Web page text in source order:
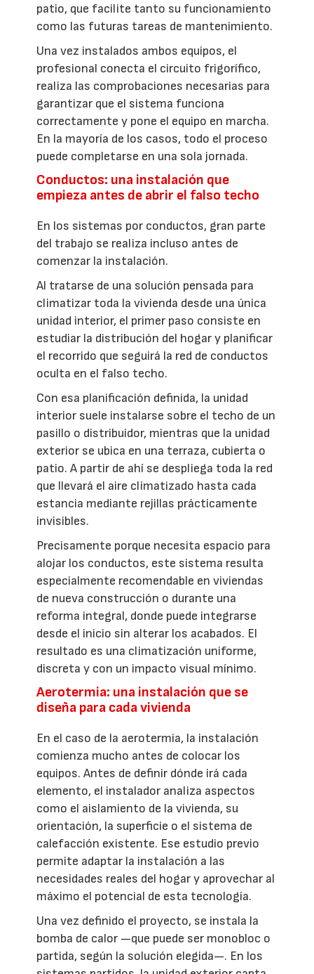
patio, que facilite tanto su funcionamiento
como las futuras tareas de mantenimiento.
Una vez instalados ambos equipos, el
profesional conecta el circuito frigorífico,
realiza las comprobaciones necesarias para
garantizar que el sistema funciona
correctamente y pone el equipo en marcha.
En la mayoría de los casos, todo el proceso
puede completarse en una sola jornada.
Conductos: una instalación que
empieza antes de abrir el falso techo
En los sistemas por conductos, gran parte
del trabajo se realiza incluso antes de
comenzar la instalación.
Al tratarse de una solución pensada para
climatizar toda la vivienda desde una única
unidad interior, el primer paso consiste en
estudiar la distribución del hogar y planificar
el recorrido que seguirá la red de conductos
oculta en el falso techo.
Con esa planificación definida, la unidad
interior suele instalarse sobre el techo de un
pasillo o distribuidor, mientras que la unidad
exterior se ubica en una terraza, cubierta o
patio. A partir de ahí se despliega toda la red
que llevará el aire climatizado hasta cada
estancia mediante rejillas prácticamente
invisibles.
Precisamente porque necesita espacio para
alojar los conductos, este sistema resulta
especialmente recomendable en viviendas
de nueva construcción o durante una
reforma integral, donde puede integrarse
desde el inicio sin alterar los acabados. El
resultado es una climatización uniforme,
discreta y con un impacto visual mínimo.
Aerotermia: una instalación que se
diseña para cada vivienda
En el caso de la aerotermia, la instalación
comienza mucho antes de colocar los
equipos. Antes de definir dónde irá cada
elemento, el instalador analiza aspectos
como el aislamiento de la vivienda, su
orientación, la superficie o el sistema de
calefacción existente. Ese estudio previo
permite adaptar la instalación a las
necesidades reales del hogar y aprovechar al
máximo el potencial de esta tecnología.
Una vez definido el proyecto, se instala la
bomba de calor —que puede ser monobloc o
partida, según la solución elegida—. En los